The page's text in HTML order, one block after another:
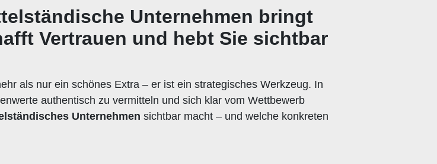
Unternehmen bringt
Vertrauen und hebt Sie sichtbar
als nur ein schönes Extra – er ist ein strategisches Werkzeug. In
authentisch zu vermitteln und sich klar vom Wettbewerb
Unternehmen sichtbar macht – und welche konkreten